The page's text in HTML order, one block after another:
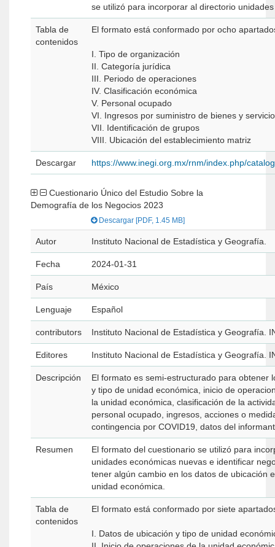
se utilizó para incorporar al directorio
Tabla de
contenidos
El formato está conformado por ocho
I. Tipo de organización
II. Categoría jurídica
III. Periodo de operaciones
IV. Clasificación económica
V. Personal ocupado
VI. Ingresos por suministro de bienes y
VII. Identificación de grupos
VIII. Ubicación del establecimiento matriz
Descargar https://www.inegi.org.mx/rnm/index.php/
Demografía de los Negocios 2023
Descargar [PDF, 1.45 MB]
Autor Instituto Nacional de Estadística y Geografía.
Fecha 2024-01-31
País México
Lenguaje Español
contributors Instituto Nacional de Estadística y Geografía.
Editores Instituto Nacional de Estadística y Geografía.
Descripción
El formato es semi-estructurado para obtener
y tipo de unidad económica, inicio de
la unidad económica, clasificación de la
personal ocupado, ingresos, acciones o
contingencia por COVID19, datos del
Resumen
El formato del cuestionario se utilizó para
unidades económicas nuevas e identificar
tener algún cambio en los datos de ubicación
unidad económica.
Tabla de
contenidos
El formato está conformado por siete
I. Datos de ubicación y tipo de unidad